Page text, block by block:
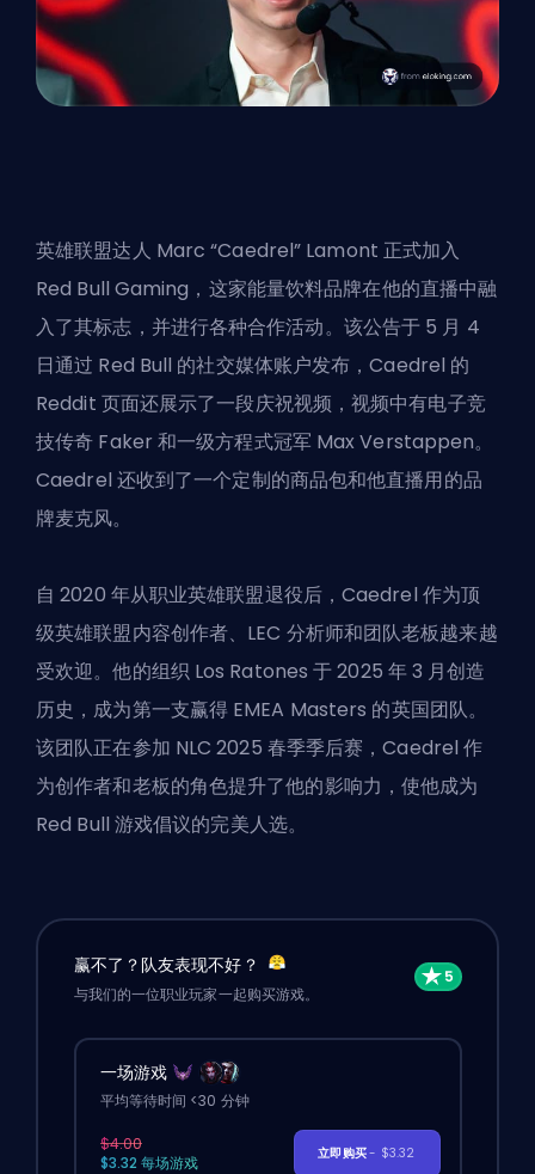
英雄联盟达人 Marc “Caedrel” Lamont 正式加入
Red Bull Gaming，这家能量饮料品牌在他的直播中融
入了其标志，并进行各种合作活动。该公告于 5 月 4
日通过 Red Bull 的社交媒体账户发布，Caedrel 的
Reddit 页面还展示了一段庆祝视频，视频中有电子竞
技传奇 Faker 和一级方程式冠军 Max Verstappen。
Caedrel 还收到了一个定制的商品包和他直播用的品
牌麦克风。
自 2020 年从职业英雄联盟退役后，Caedrel 作为顶
级英雄联盟内容创作者、LEC 分析师和团队老板越来越
受欢迎。他的组织 Los Ratones 于 2025 年 3 月创造
历史，成为第一支赢得 EMEA Masters 的英国团队。
该团队正在参加 NLC 2025 春季季后赛，Caedrel 作
为创作者和老板的角色提升了他的影响力，使他成为
Red Bull 游戏倡议的完美人选。
赢不了？队友表现不好？
与我们的一位职业玩家一起购买游戏。
一场游戏
平均等待时间 <30 分钟
$4.00
$3.32 每场游戏
立即购买- $3.32